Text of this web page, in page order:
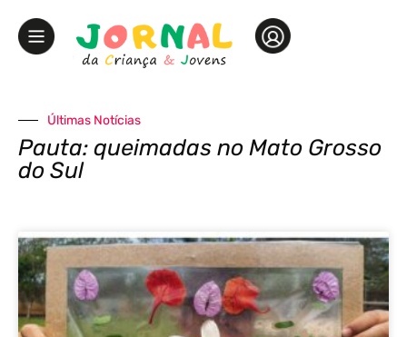
Últimas Notícias
Pauta: queimadas no Mato Grosso
do Sul